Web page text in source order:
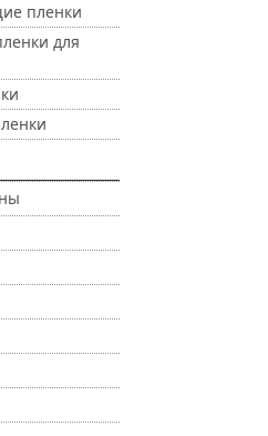
пленки
для